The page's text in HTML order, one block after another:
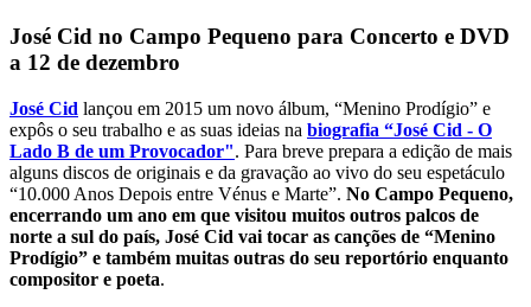
José Cid no Campo Pequeno para Concerto e DVD
a 12 de dezembro
José Cid lançou em 2015 um novo álbum, “Menino Prodígio” e
expôs o seu trabalho e as suas ideias na biografia “José Cid - O
Lado B de um Provocador". Para breve prepara a edição de mais
alguns discos de originais e da gravação ao vivo do seu espetáculo
“10.000 Anos Depois entre Vénus e Marte”. No Campo Pequeno,
encerrando um ano em que visitou muitos outros palcos de
norte a sul do país, José Cid vai tocar as canções de “Menino
Prodígio” e também muitas outras do seu reportório enquanto
compositor e poeta.